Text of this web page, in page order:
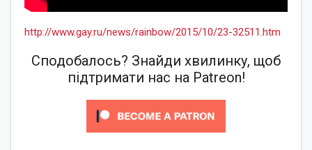
http://www.gay.ru/news/rainbow/2015/10/23-32511.htm
Сподобалось? Знайди хвилинку, щоб
підтримати нас на Patreon!